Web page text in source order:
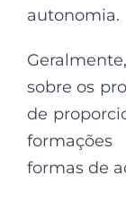
autonomia.
sobre os
de
formas de